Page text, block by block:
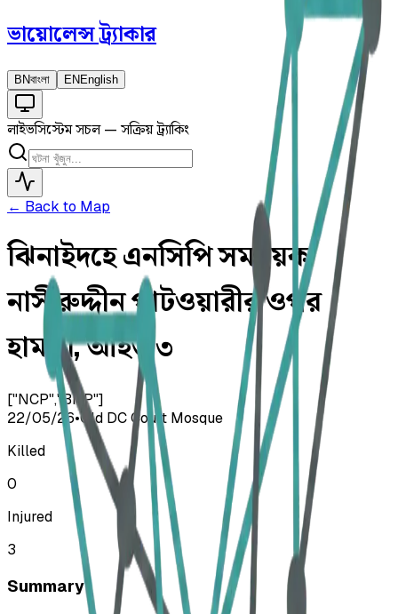
ভায়োলেন্সট্র্যাকার
BNবাংলা EN English
লাইভসিস্টেম সচল — সক্রিয় ট্র্যাকিং
← Back to Map
ঝিনাইদহে এনসিপি সমন্বয়ক
নাসীরুদ্দীন পাটওয়ারীর ওপর
হামলা, আহত ৩
["NCP","BNP"]
22/05/26•Old DC Court Mosque
Killed
0
Injured
3
Summary